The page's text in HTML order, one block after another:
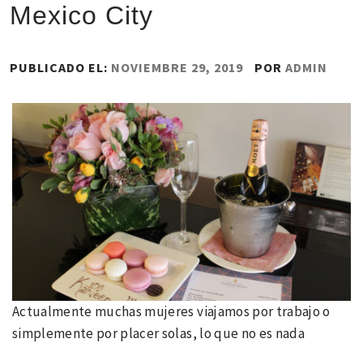
Mexico City
PUBLICADO EL: NOVIEMBRE 29, 2019 POR ADMIN
Actualmente muchas mujeres viajamos por trabajo o
simplemente por placer solas, lo que no es nada